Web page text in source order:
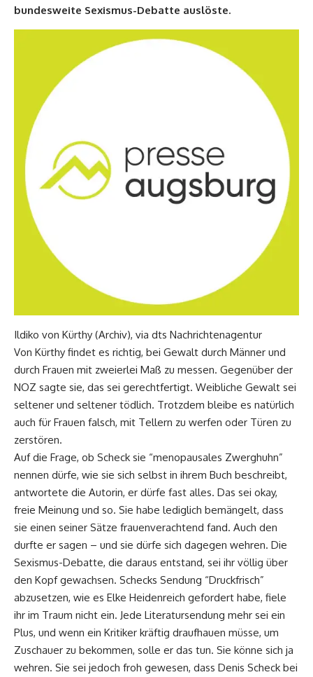
bundesweite Sexismus-Debatte auslöste.
Ildiko von Kürthy (Archiv), via dts Nachrichtenagentur
Von Kürthy findet es richtig, bei Gewalt durch Männer und
durch Frauen mit zweierlei Maß zu messen. Gegenüber der
NOZ sagte sie, das sei gerechtfertigt. Weibliche Gewalt sei
seltener und seltener tödlich. Trotzdem bleibe es natürlich
auch für Frauen falsch, mit Tellern zu werfen oder Türen zu
zerstören.
Auf die Frage, ob Scheck sie “menopausales Zwerghuhn”
nennen dürfe, wie sie sich selbst in ihrem Buch beschreibt,
antwortete die Autorin, er dürfe fast alles. Das sei okay,
freie Meinung und so. Sie habe lediglich bemängelt, dass
sie einen seiner Sätze frauenverachtend fand. Auch den
durfte er sagen – und sie dürfe sich dagegen wehren. Die
Sexismus-Debatte, die daraus entstand, sei ihr völlig über
den Kopf gewachsen. Schecks Sendung “Druckfrisch”
abzusetzen, wie es Elke Heidenreich gefordert habe, fiele
ihr im Traum nicht ein. Jede Literatursendung mehr sei ein
Plus, und wenn ein Kritiker kräftig draufhauen müsse, um
Zuschauer zu bekommen, solle er das tun. Sie könne sich ja
wehren. Sie sei jedoch froh gewesen, dass Denis Scheck bei